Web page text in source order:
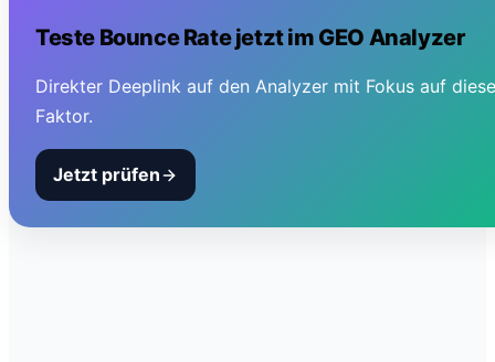
Teste Bounce Ratejetzt im GEO Analyzer
Direkter Deeplink auf den Analyzer mit Fokus auf
Faktor.
Jetzt prüfen